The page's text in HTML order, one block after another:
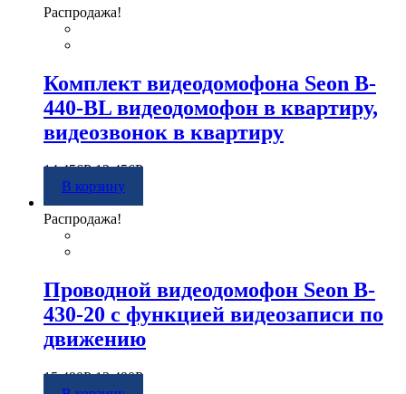
Распродажа!
Комплект видеодомофона Seon B-
440-BL видеодомофон в квартиру,
видеозвонок в квартиру
14 456Р 12 456Р
В корзину
Распродажа!
Проводной видеодомофон Seon B-
430-20 с функцией видеозаписи по
движению
15 490Р 13 490Р